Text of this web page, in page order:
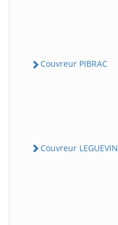
Couvreur PIBRAC
Couvreur LEGUEVIN